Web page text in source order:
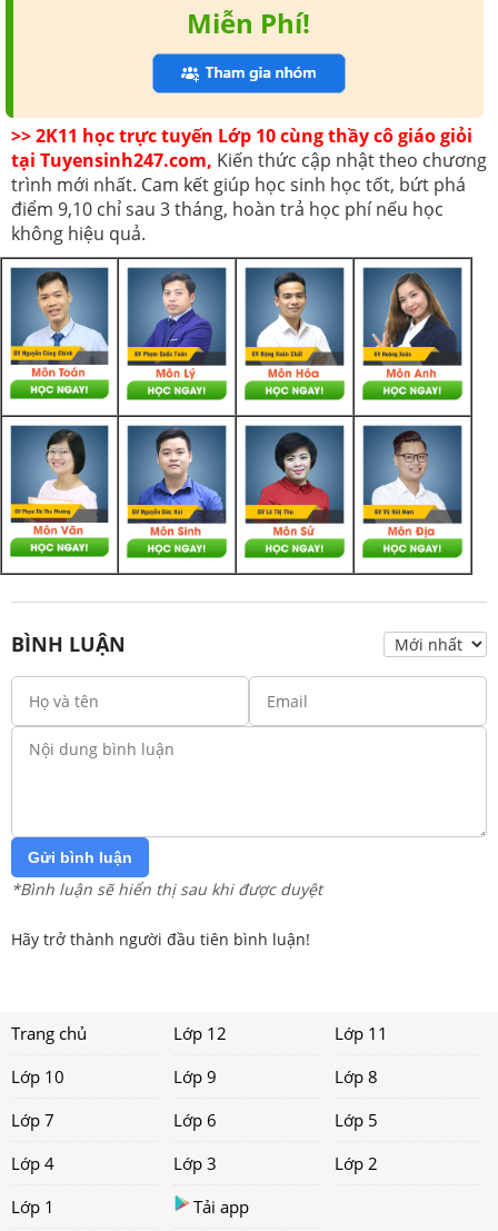
Miễn Phí!
>> 2K11 học trực tuyến Lớp 10 cùng thầy cô giáo giỏi
tại Tuyensinh247.com, Kiến thức cập nhật theo chương
trình mới nhất. Cam kết giúp học sinh học tốt, bứt phá
điểm 9,10 chỉ sau 3 tháng, hoàn trả học phí nếu học
không hiệu quả.
BÌNH LUẬN
Gửi bình luận
*Bình luận sẽ hiển thị sau khi được duyệt
Hãy trở thành người đầu tiên bình luận!
Trang chủ Lớp 12
Lớp 11
Lớp 10
Lớp 9
Lớp 8
Lớp 7
Lớp 6
Lớp 5
Lớp 4
Lớp 3
Lớp 2
Lớp 1
Tải app